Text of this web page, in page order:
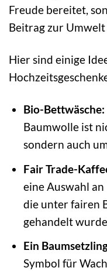
Freude bereitet,
Beitrag zur
Hier sind einige
Bio-Bettwäsche:
Baumwolle ist
sondern auch
Fair Trade-
eine Auswahl an
die unter fairen
gehandelt
Ein
Symbol für